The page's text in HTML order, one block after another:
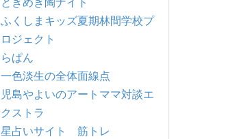
ふくしまキッズ夏期林間学校プ
ロジェクト
らぱん
一色淡生の全体面線点
児島やよいのアートママ対談エ
クストラ
星占いサイト 筋トレ